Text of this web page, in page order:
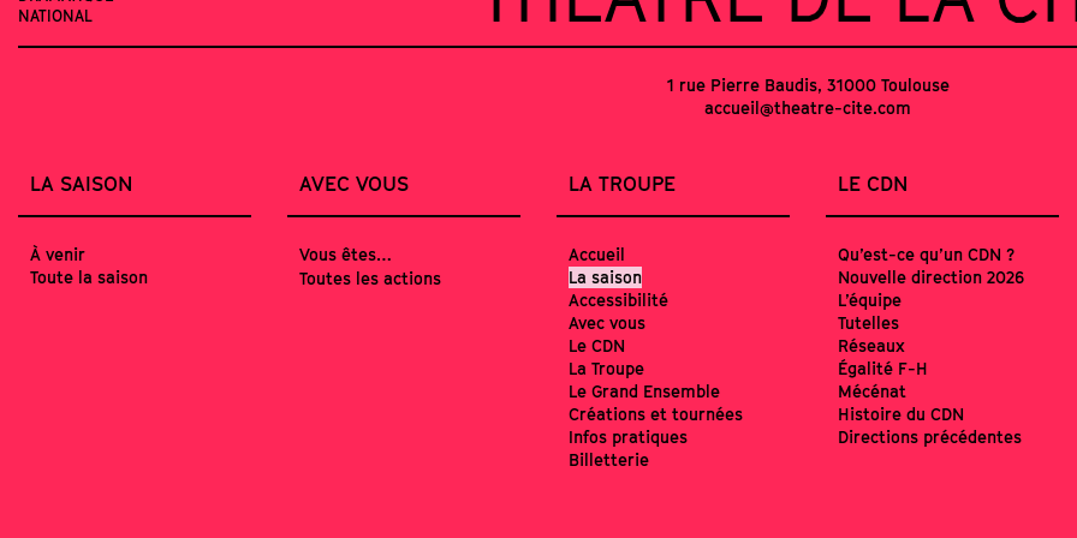
NATIONAL
1 rue Pierre Baudis, 31000 Toulouse
accueil@theatre-cite.com
LA SAISON AVEC VOUS LA TROUPE LE CDN
À venir
Toute la saison
Vous êtes…
Toutes les actions
Accueil
La saison
Accessibilité
Avec vous
Le CDN
La Troupe
Le Grand Ensemble
Créations et tournées
Infos pratiques
Billetterie
Qu’est-ce qu’un CDN ?
Nouvelle direction 2026
L’équipe
Tutelles
Réseaux
Égalité F-H
Mécénat
Histoire du CDN
Directions précédentes